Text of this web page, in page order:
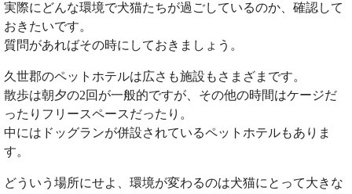
実際にどんな環境で犬猫たちが過ごしているのか、確認して
おきたいです。
質問があればその時にしておきましょう。
久世郡のペットホテルは広さも施設もさまざまです。
散歩は朝夕の2回が一般的ですが、その他の時間はケージだ
ったりフリースペースだったり。
中にはドッグランが併設されているペットホテルもありま
す。
どういう場所にせよ、環境が変わるのは犬猫にとって大きな